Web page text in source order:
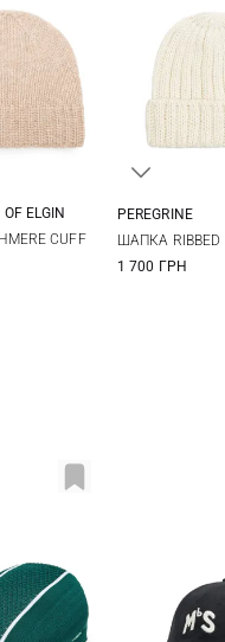
ELGIN
CUFF
PEREGRINE
ШАПКА RIBBED
1 700 ГРН